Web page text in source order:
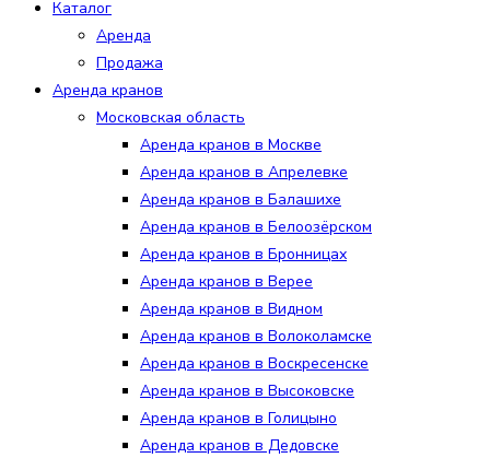
Каталог
Аренда
Продажа
Аренда кранов
Московская область
Аренда кранов в Москве
Аренда кранов в Апрелевке
Аренда кранов в Балашихе
Аренда кранов в Белоозёрском
Аренда кранов в Бронницах
Аренда кранов в Верее
Аренда кранов в Видном
Аренда кранов в Волоколамске
Аренда кранов в Воскресенске
Аренда кранов в Высоковске
Аренда кранов в Голицыно
Аренда кранов в Дедовске